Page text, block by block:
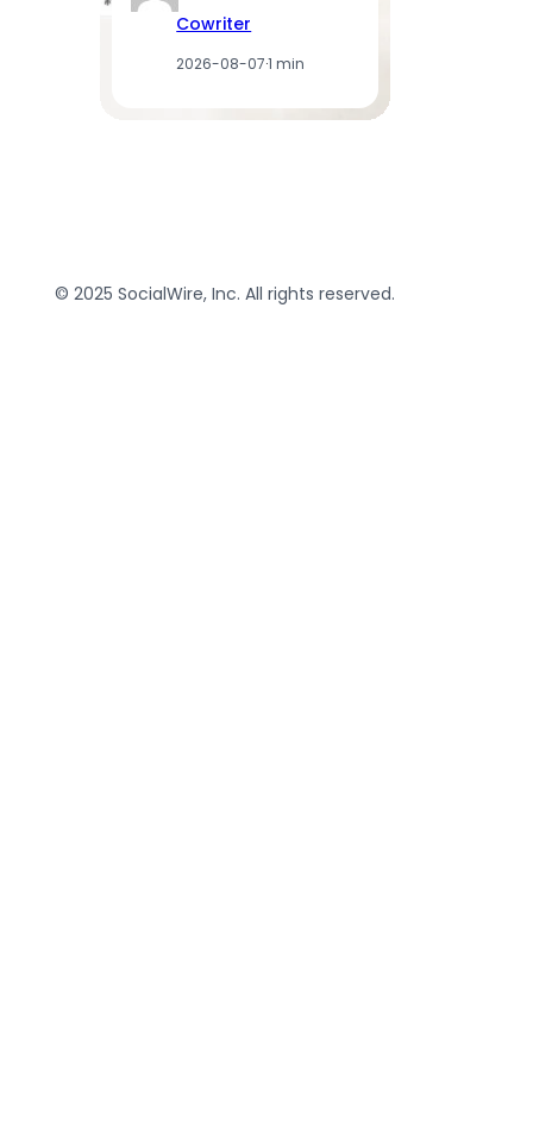
Cowriter
2026-08-07·1 min
© 2025 SocialWire, Inc. All rights reserved.